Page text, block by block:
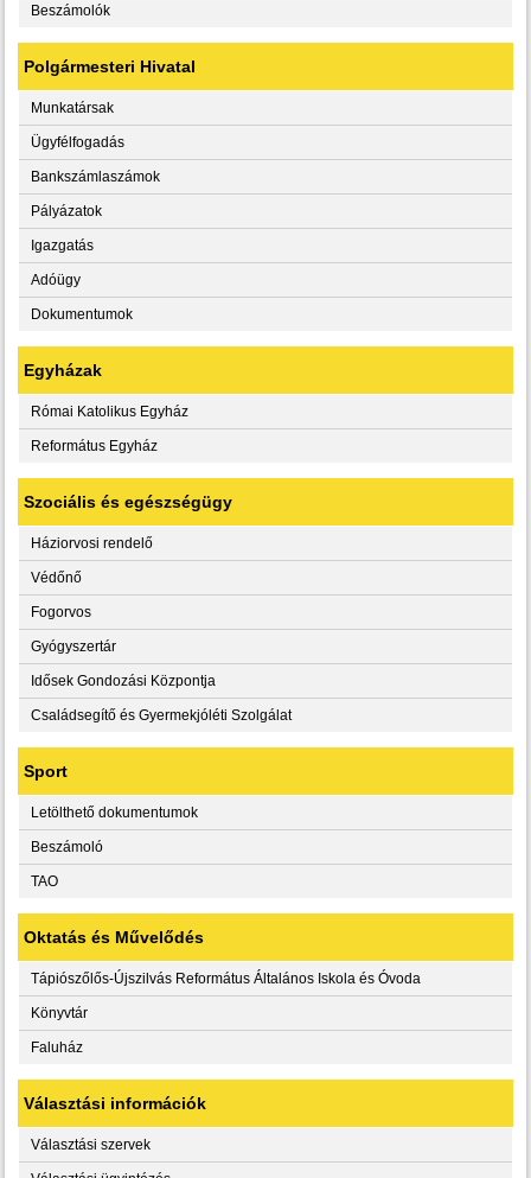
Beszámolók
Polgármesteri Hivatal
Munkatársak
Ügyfélfogadás
Bankszámlaszámok
Pályázatok
Igazgatás
Adóügy
Dokumentumok
Egyházak
Római Katolikus Egyház
Református Egyház
Szociális és egészségügy
Háziorvosi rendelő
Védőnő
Fogorvos
Gyógyszertár
Idősek Gondozási Központja
Családsegítő és Gyermekjóléti Szolgálat
Sport
Letölthető dokumentumok
Beszámoló
TAO
Oktatás és Művelődés
Tápiószőlős-Újszilvás Református Általános Iskola és Óvoda
Könyvtár
Faluház
Választási információk
Választási szervek